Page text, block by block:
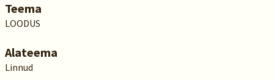
Teema
LOODUS
Alateema
Linnud